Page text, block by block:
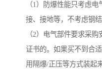
（1）防爆性能只考虑
接、接地等，不考虑钢结
（2）电气部件要求采
证书的。如果买不到合
用隔爆/正压等方式装起来